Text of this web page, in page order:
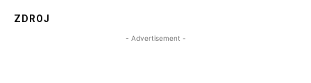
ZDROJ
- Advertisement -